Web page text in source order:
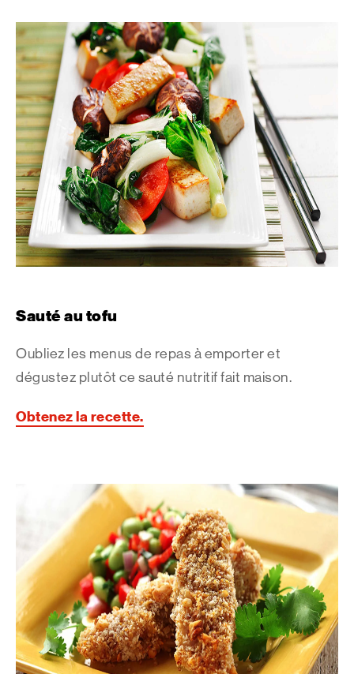
Sauté au tofu
Oubliez les menus de repas à emporter et
dégustez plutôt ce sauté nutritif fait maison.
Obtenez la recette.